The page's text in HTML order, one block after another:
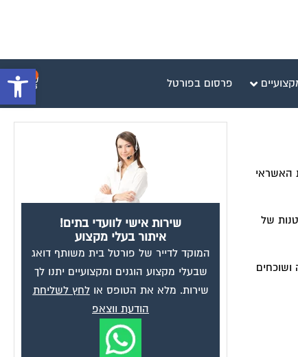
פתח פרסום בפורטל
האשראי
של
ושוכחים
שירות אישי לוועדי בתים!
איתור בעלי מקצוע
המוקד לדייר של פורטל בית משותף דואג
שבעלי מקצוע הוגנים ומקצועיים יתנו לך
שירות. מלא את הטופס אולחץ לשליחת
הודעת ווצאפ